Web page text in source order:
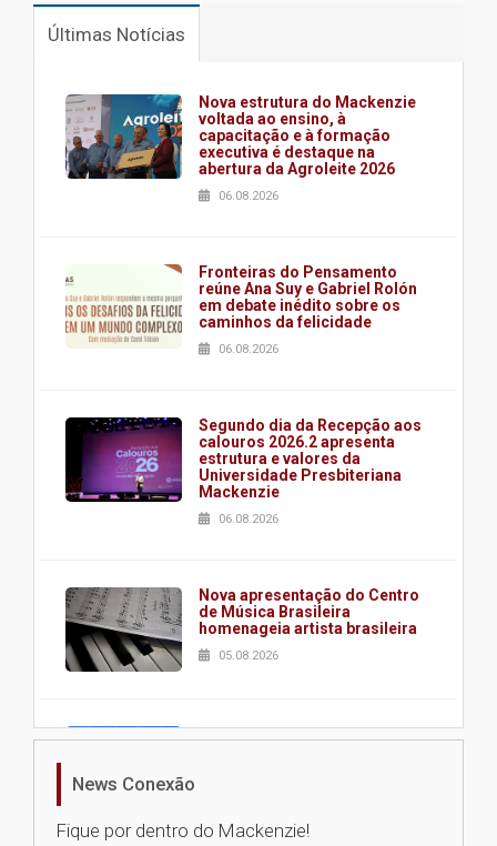
Últimas Notícias
Nova estrutura do Mackenzie
voltada ao ensino, à
capacitação e à formação
executiva é destaque na
abertura da Agroleite 2026
06.08.2026
Fronteiras do Pensamento
reúne Ana Suy e Gabriel Rolón
em debate inédito sobre os
caminhos da felicidade
06.08.2026
Segundo dia da Recepção aos
calouros 2026.2 apresenta
estrutura e valores da
Universidade Presbiteriana
Mackenzie
06.08.2026
Nova apresentação do Centro
de Música Brasileira
homenageia artista brasileira
05.08.2026
Universidade Mackenzie
News Conexão
Fique por dentro do Mackenzie!